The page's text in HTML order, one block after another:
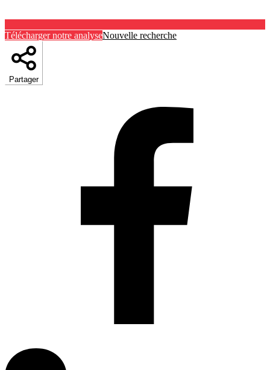
Télécharger notre analyseNouvelle recherche
Partager